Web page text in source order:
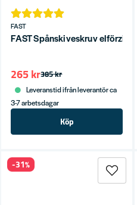
FAST
FAST Spånskiveskruv
385 kr
265 kr
Leveranstid ifrån leverantör ca
3-7 arbetsdagar
Köp
-31%